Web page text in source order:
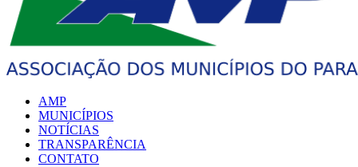
AMP
MUNICÍPIOS
NOTÍCIAS
TRANSPARÊNCIA
CONTATO